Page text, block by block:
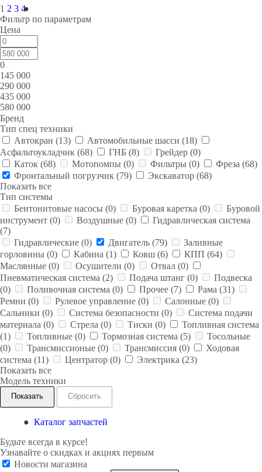
1 2 3 4
Фильтр по параметрам
Цена
0
145 000
290 000
435 000
580 000
Бренд
Тип спец техники
Автокран (13) Автомобильные шасси (18)
Асфальтоукладчик (68) ГНБ (8) Грейдер (0)
Каток (68) Мотопомпы (0) Фильтры (0) Фреза (68)
Фронтальный погрузчик (79) Экскаватор (68)
Показать все
Тип системы
Бентонитовые насосы (0) Буровая каретка (0)
Буровой
инструмент (0) Воздушные (0)
Гидравлическая система
(7)
Гидравлические (0) Двигатель (79)
Заливные
горловины (0) Кабина (1) Ковш (6) КПП (64)
Маслянные (0) Осушители (0) Отвал (0)
Пневматическая система (2) Подача штанг (0)
Подвеска
(0) Поливочная система (0) Прочее (7) Рама (31)
Ремни (0) Рулевое управление (0) Салонные (0)
Сальники (0) Система безопасности (0)
Система подачи
материала (0) Стрела (0) Тиски (0)
Топливная система
(1) Топливные (0) Тормозная система (5)
Тосольные
(0) Трансмиссионые (0) Трансмиссия (0)
Ходовая
система (11) Центратор (0) Электрика (23)
Показать все
Модель техники
Сбросить
Каталог запчастей
Будьте всегда в курсе!
Узнавайте о скидках и акциях первым
Новости магазина